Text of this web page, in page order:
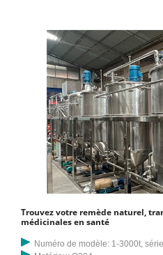
Trouvez votre remède naturel,
médicinales en santé
Numéro de modèle: 1-3000t, série